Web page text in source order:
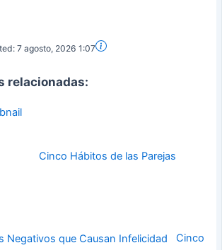
7 agosto, 2026 1:07
relacionadas:
Cinco Hábitos de las Parejas
Cinco